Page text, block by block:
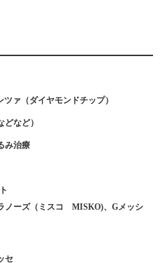
ァ（ダイヤモンドチップ）
など）
み治療
ノーズ（ミスコ MISKO)、Gメッシ
セ